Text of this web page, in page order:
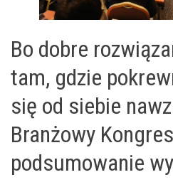
Bo dobre
tam, gdzie
się od siebie
Branżowy
podsumowanie